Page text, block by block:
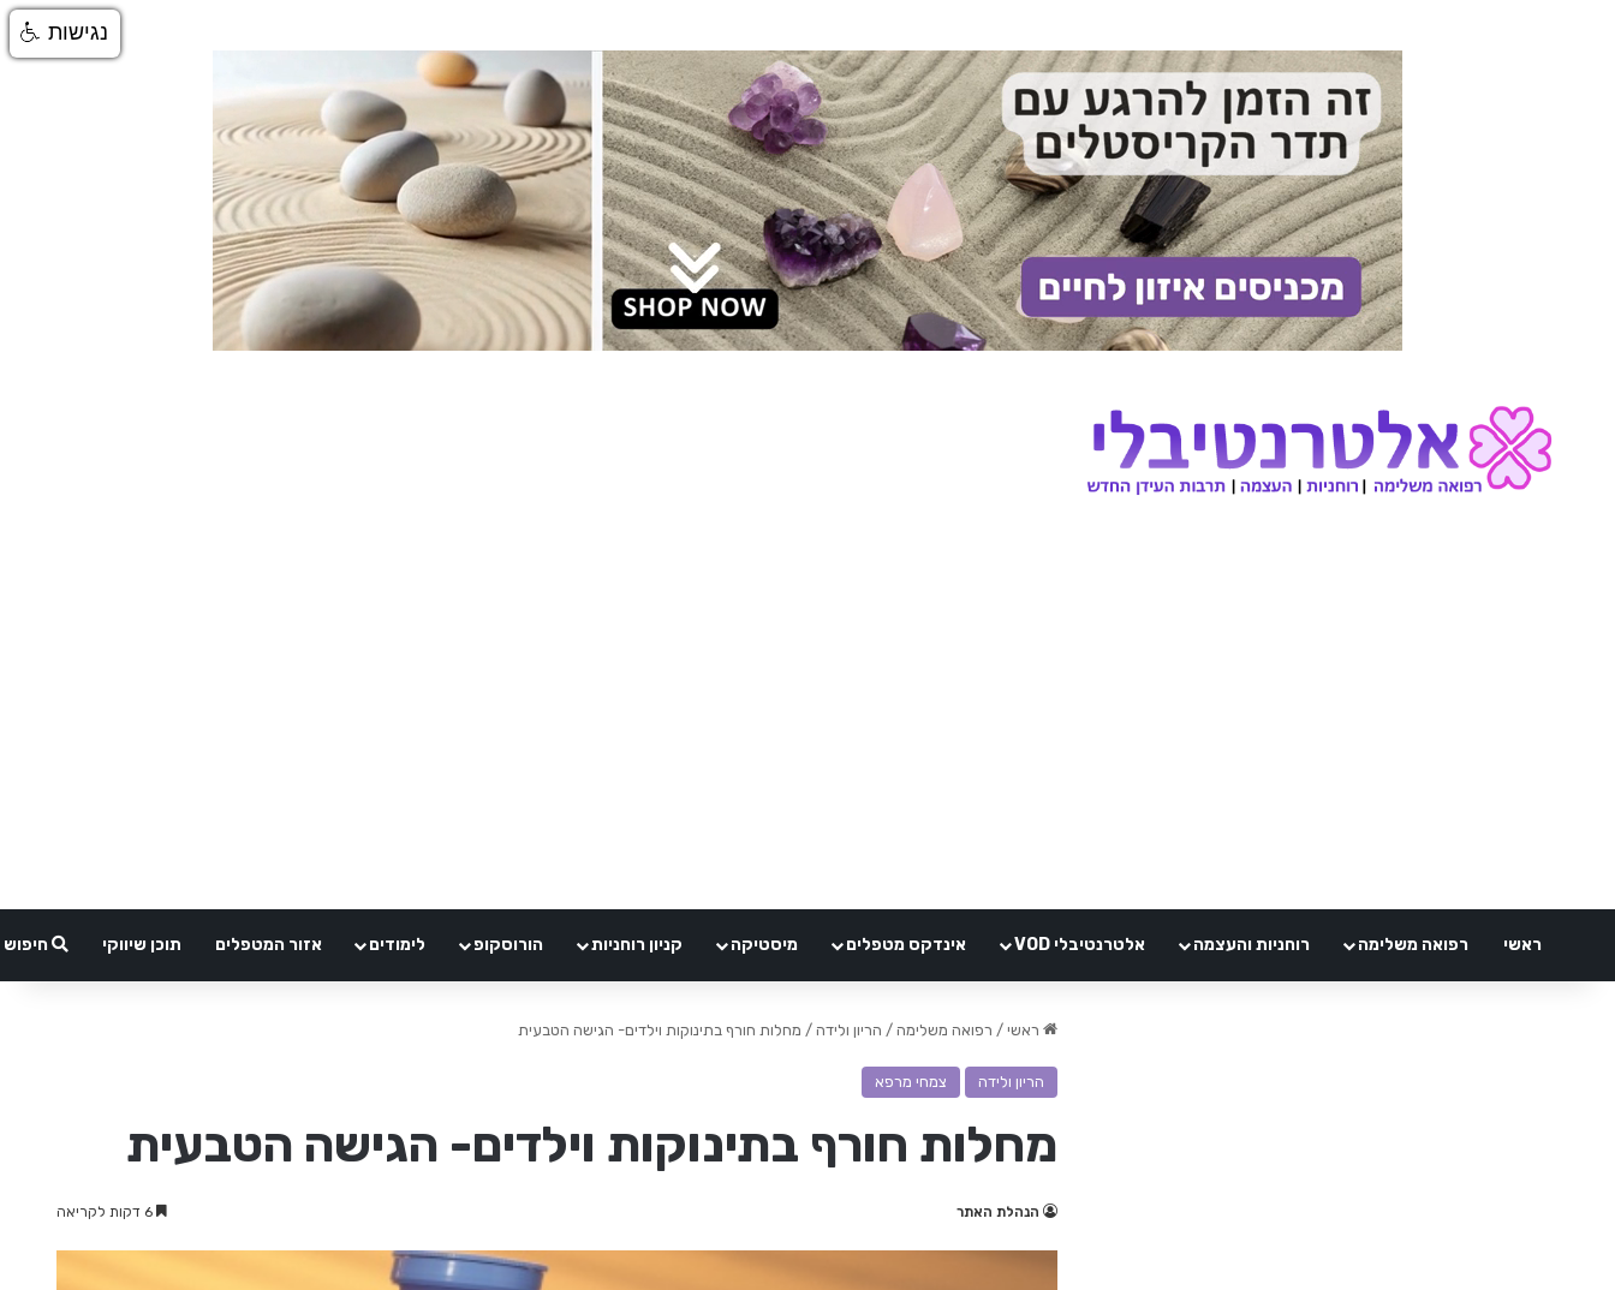
ראשי רפואה משלימה רוחניות והעצמה אלטרנטיבלי VOD אינדקס מטפלים מיסטיקה קניון רוחניות הורוסקופ לימודים אזור המטפלים תוכן שיווקי חיפוש
ראשי / רפואה משלימה / הריון ולידה / מחלות חורף בתינוקות וילדים- הגישה הטבעית
הריון ולידה צמחי מרפא
מחלות חורף בתינוקות וילדים- הגישה הטבעית
הנהלת האתר
נגישות